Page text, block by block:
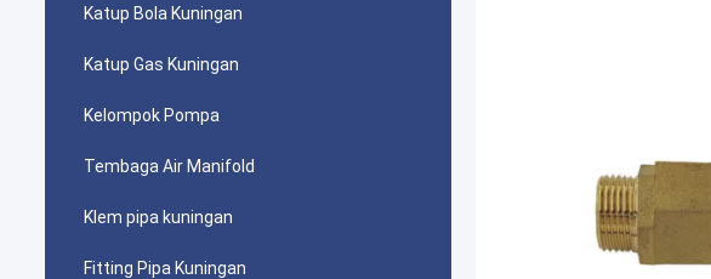
Katup Bola Kuningan
Katup Gas Kuningan
Kelompok Pompa
Tembaga Air Manifold
Klem pipa kuningan
Fitting Pipa Kuningan